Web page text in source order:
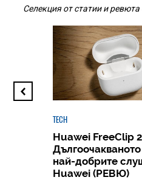
Селекция от статии и
TECH
Huawei FreeClip
най-добрите
Huawei (РЕВЮ)